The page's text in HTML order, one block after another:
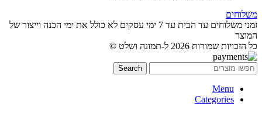
משלוחים
זמני משלוחים עד הבית עד 7 ימי עסקים לא כולל את ימי הכנה וייצור של
המוצר
כל הזכויות שמורות 2026 ל-תמונה ושלט ©
Search
Menu
Categories